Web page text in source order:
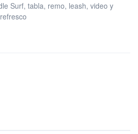
Surf, tabla, remo, leash, video y